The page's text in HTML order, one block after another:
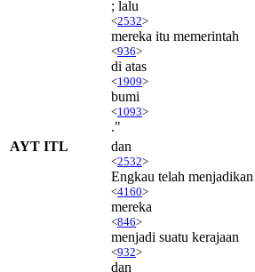
; lalu
<2532>
mereka itu memerintah
<936>
di atas
<1909>
bumi
<1093>
."
AYT ITL
dan
<2532>
Engkau telah menjadikan
<4160>
mereka
<846>
menjadi suatu kerajaan
<932>
dan